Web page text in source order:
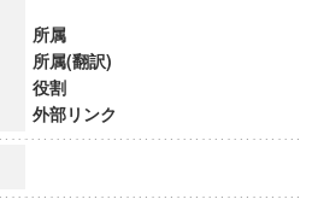
所属
所属(翻訳)
役割
外部リンク